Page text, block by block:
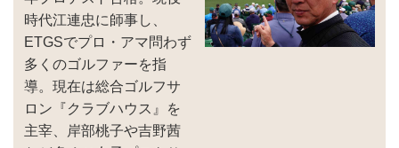
時代江連忠に師事し、
ETGSでプロ・アマ問わず
多くのゴルファーを指
導。現在は総合ゴルフサ
ロン『クラブハウス』を
主宰、岸部桃子や吉野茜